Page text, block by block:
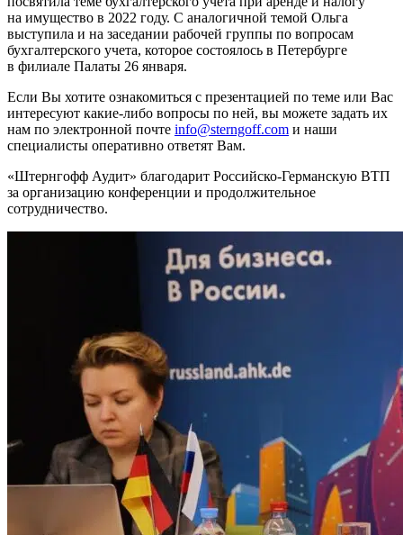
на имущество в 2022 году. С аналогичной темой Ольга
выступила и на заседании рабочей группы по вопросам
бухгалтерского учета, которое состоялось в Петербурге
в филиале Палаты 26 января.
Если Вы хотите ознакомиться с презентацией по теме или Вас
интересуют какие-либо вопросы по ней, вы можете задать их
нам по электронной почте info@sterngoff.com и наши
специалисты оперативно ответят Вам.
«Штернгофф Аудит» благодарит Российско-Германскую ВТП
за организацию конференции и продолжительное
сотрудничество.